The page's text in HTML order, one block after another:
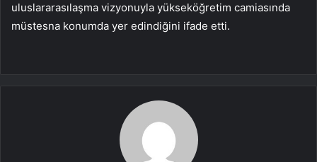
uluslararasılaşma vizyonuyla yükseköğretim camiasında
müstesna konumda yer edindiğini ifade etti.